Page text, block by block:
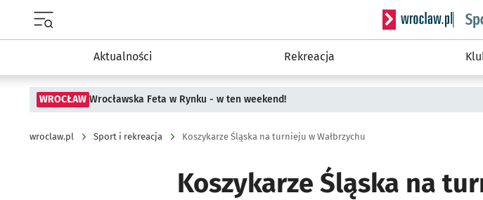
Serwis
Aktualności Rekreacja
WROCŁAW Wrocławska Feta w Rynku - w ten weekend!
wroclaw.pl Sport i rekreacja Koszykarze Śląska na turnieju w Wałbrzychu
Koszykarze Śląska na